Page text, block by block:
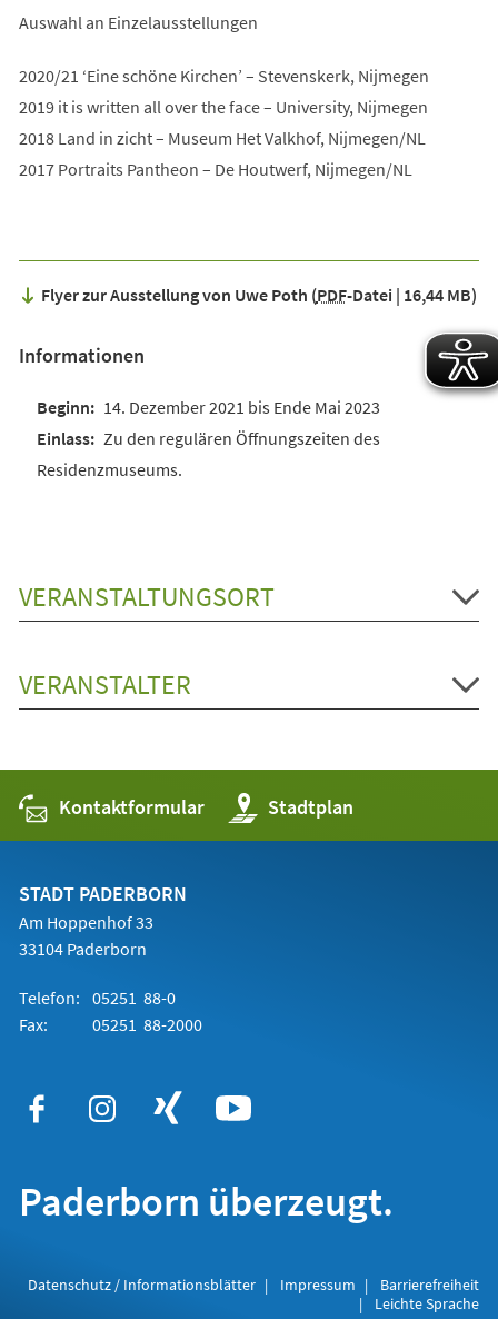
Auswahl an Einzelausstellungen
2020/21 ‘Eine schöne Kirchen’ – Stevenskerk, Nijmegen
2019 it is written all over the face – University, Nijmegen
2018 Land in zicht – Museum Het Valkhof, Nijmegen/NL
2017 Portraits Pantheon – De Houtwerf, Nijmegen/NL
Flyer zur Ausstellung von Uwe Poth PDF-Datei 16,44 MB
Informationen
14. Dezember 2021 bis Ende Mai 2023
Zu den regulären Öffnungszeiten des
Residenzmuseums.
VERANSTALTUNGSORT
VERANSTALTER
Kontaktformular Stadtplan
(Öffnet
in
einem
STADT PADERBORN
Am Hoppenhof 33
33104 Paderborn
Telefon: 05251 88-0
Fax:
05251 88-2000
Paderborn überzeugt.
Datenschutz / Informationsblätter Impressum
Barrierefreiheit
Leichte Sprache